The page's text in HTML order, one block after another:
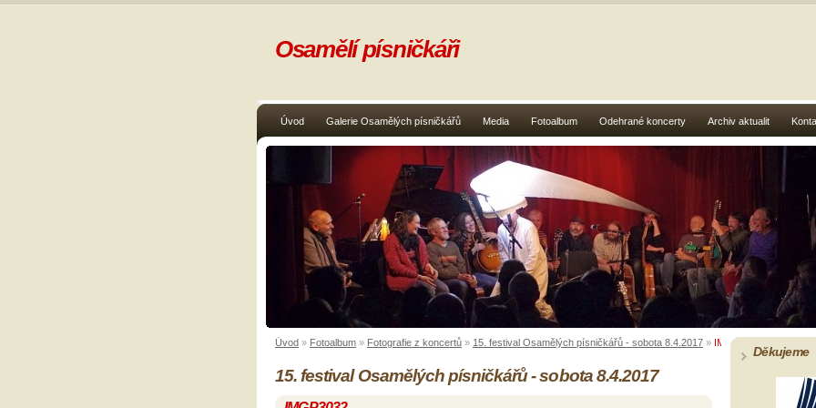
Úvod Galerie Osamělých písničkářů Media Fotoalbum Odehrané koncerty Archiv aktualit
Osamělí písničkáři
Úvod » Fotoalbum » Fotografie z koncertů » 15. festival Osamělých písničkářů - sobota 8.4.2017 » IMGP3032
15. festival Osamělých písničkářů - sobota 8.4.2017
Děkujeme